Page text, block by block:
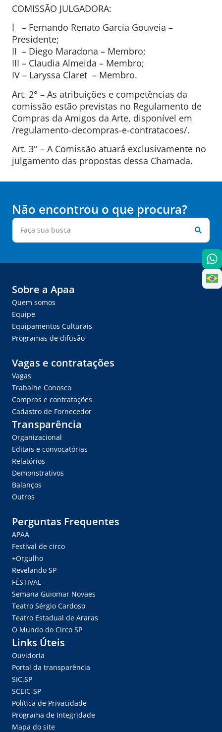
COMISSÃO JULGADORA:
I – Fernando Renato Garcia Gouveia –
Presidente;
II – Diego Maradona – Membro;
III – Claudia Almeida – Membro;
IV – Laryssa Claret – Membro.
Art. 2° – As atribuições e competências da
comissão estão previstas no Regulamento de
Compras da Amigos da Arte, disponível em
/regulamento-decompras-e-contratacoes/.
Art. 3° – A Comissão atuará exclusivamente no
julgamento das propostas dessa Chamada.
Não encontrou o que procura?
Sobre a Apaa
Quem somos
Equipe
Equipamentos Culturais
Programas de difusão
Vagas e contratações
Vagas
Trabalhe Conosco
Compras e contratações
Cadastro de Fornecedor
Transparência
Organizacional
Editais e convocatórias
Relatórios
Demonstrativos
Balanços
Outros
Perguntas Frequentes
APAA
Festival de circo
+Orgulho
Revelando SP
FÉSTIVAL
Semana Guiomar Novaes
Teatro Sérgio Cardoso
Teatro Estadual de Araras
O Mundo do Circo SP
Links Úteis
Ouvidoria
Portal da transparência
SIC.SP
SCEIC-SP
Política de Privacidade
Programa de Integridade
Mapa do site